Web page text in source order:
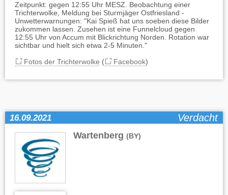
Zeitpunkt: gegen 12:55 Uhr MESZ. Beobachtung einer
Trichterwolke, Meldung bei Sturmjäger Ostfriesland -
Unwetterwarnungen: "Kai Spieß hat uns soeben diese Bilder
zukommen lassen. Zusehen ist eine Funnelcloud gegen
12:55 Uhr von Accum mit Blickrichtung Norden. Rotation war
sichtbar und hielt sich etwa 2-5 Minuten."
Fotos der Trichterwolke ( Facebook)
16.09.2021 Verdacht
Wartenberg (BY)